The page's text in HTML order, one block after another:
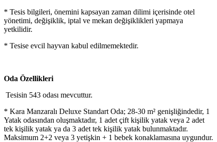
* Tesis bilgileri, önemini kapsayan zaman dilimi içerisinde otel
yönetimi, değişiklik, iptal ve mekan değişiklikleri yapmaya
yetkilidir.
* Tesise evcil hayvan kabul edilmemektedir.
Oda Özellikleri
Tesisin 543 odası mevcuttur.
* Kara Manzaralı Deluxe Standart Oda; 28-30 m² genişliğindedir, 1
Yatak odasından oluşmaktadır, 1 adet çift kişilik yatak veya 2 adet
tek kişilik yatak ya da 3 adet tek kişilik yatak bulunmaktadır.
Maksimum 2+2 veya 3 yetişkin + 1 bebek konaklamasına uygundur.